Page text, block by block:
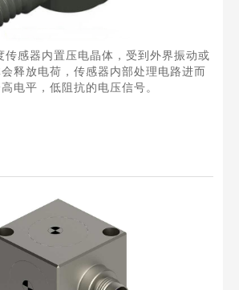
传感器内置压电晶体，受到外界振动或
释放电荷，传感器内部处理电路进而
电平，低阻抗的电压信号。